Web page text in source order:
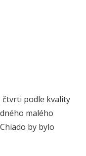
čtvrti podle kvality
malého
by bylo